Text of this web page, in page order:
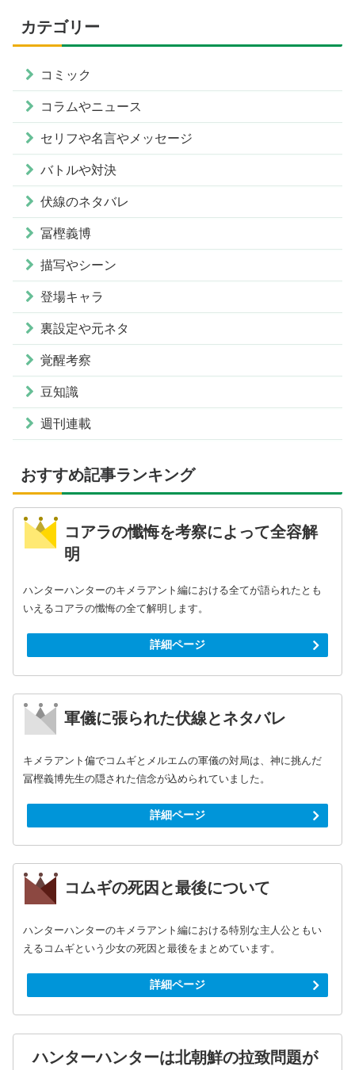
カテゴリー
コミック
コラムやニュース
セリフや名言やメッセージ
バトルや対決
伏線のネタバレ
冨樫義博
描写やシーン
登場キャラ
裏設定や元ネタ
覚醒考察
豆知識
週刊連載
おすすめ記事ランキング
コアラの懺悔を考察によって全容解
明
ハンターハンターのキメラアント編における全てが語られたとも
いえるコアラの懺悔の全て解明します。
詳細ページ
軍儀に張られた伏線とネタバレ
キメラアント偏でコムギとメルエムの軍儀の対局は、神に挑んだ
冨樫義博先生の隠された信念が込められていました。
詳細ページ
コムギの死因と最後について
ハンターハンターのキメラアント編における特別な主人公ともい
えるコムギという少女の死因と最後をまとめています。
詳細ページ
ハンターハンターは北朝鮮の拉致問題が